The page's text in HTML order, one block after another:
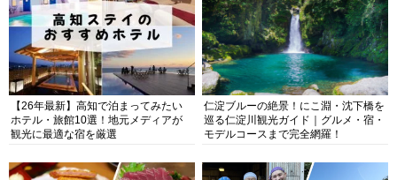
【26年最新】高知で泊まってみたい
ホテル・旅館10選！地元メディアが
観光に最適な宿を厳選
仁淀ブルーの絶景！にこ淵・沈下橋を
巡る仁淀川観光ガイド｜グルメ・宿・
モデルコースまで完全網羅！